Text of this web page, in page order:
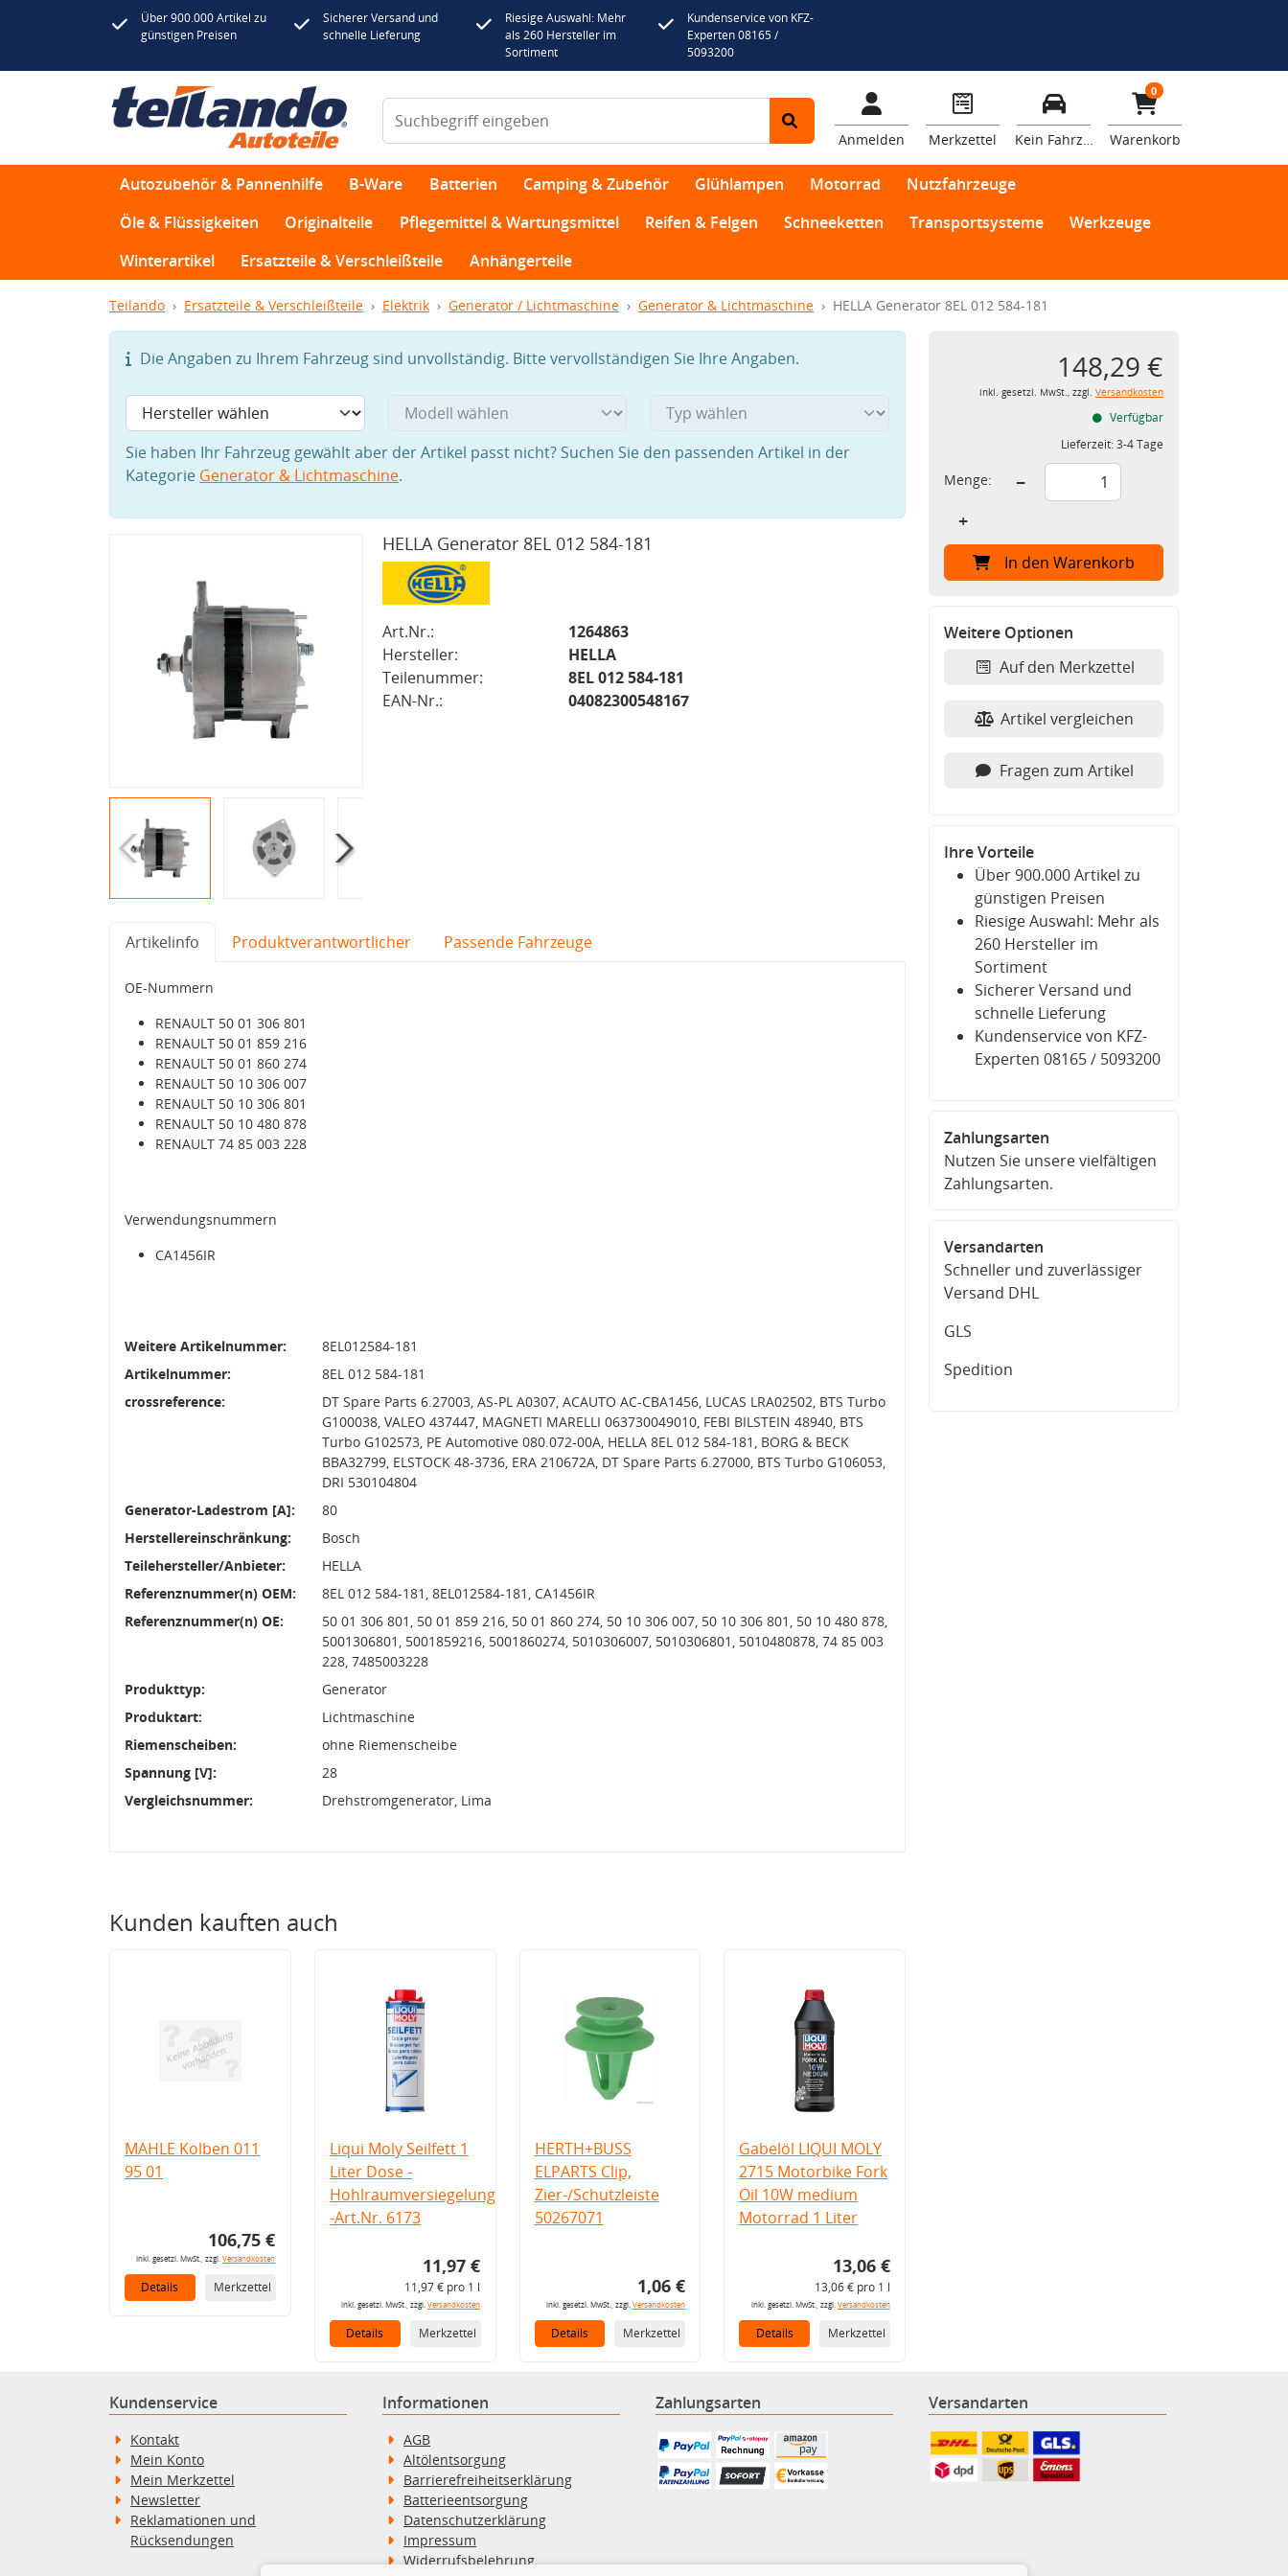
Über 900.000 Artikel zu
günstigen Preisen
Sicherer Versand und
schnelle Lieferung
Riesige Auswahl: Mehr
als 260 Hersteller im
Sortiment
Kundenservice von KFZ-
Experten 08165 /
5093200
Anmelden Merkzettel Kein Fahrzeug
0
Warenkorb
Autozubehör & Pannenhilfe B-Ware Batterien Camping & Zubehör Glühlampen Motorrad
Nutzfahrzeuge
Öle & Flüssigkeiten
Originalteile Pflegemittel & Wartungsmittel Reifen & Felgen Schneeketten Transportsysteme
Werkzeuge
Winterartikel
Ersatzteile & Verschleißteile Anhängerteile
Teilando Ersatzteile & Verschleißteile Elektrik Generator / Lichtmaschine Generator & Lichtmaschine HELLA Generator 8EL 012 584-181
Die Angaben zu Ihrem Fahrzeug sind unvollständig. Bitte vervollständigen Sie Ihre Angaben.
Sie haben Ihr Fahrzeug gewählt aber der Artikel passt nicht? Suchen Sie den passenden Artikel in der
Kategorie Generator & Lichtmaschine.
HELLA Generator 8EL 012 584-181
Art.Nr.:
1264863
Hersteller:
HELLA
Teilenummer:
8EL 012 584-181
EAN-Nr.:
04082300548167
Artikelinfo Produktverantwortlicher Passende Fahrzeuge
OE-Nummern
RENAULT 50 01 306 801
RENAULT 50 01 859 216
RENAULT 50 01 860 274
RENAULT 50 10 306 007
RENAULT 50 10 306 801
RENAULT 50 10 480 878
RENAULT 74 85 003 228
Verwendungsnummern
CA1456IR
Weitere Artikelnummer:
8EL012584-181
Artikelnummer:
8EL 012 584-181
crossreference:
DT Spare Parts 6.27003, AS-PL A0307, ACAUTO AC-CBA1456, LUCAS LRA02502, BTS Turbo
G100038, VALEO 437447, MAGNETI MARELLI 063730049010, FEBI BILSTEIN 48940, BTS
Turbo G102573, PE Automotive 080.072-00A, HELLA 8EL 012 584-181, BORG & BECK
BBA32799, ELSTOCK 48-3736, ERA 210672A, DT Spare Parts 6.27000, BTS Turbo G106053,
DRI 530104804
Generator-Ladestrom [A]:
80
Herstellereinschränkung:
Bosch
Teilehersteller/Anbieter:
HELLA
Referenznummer(n) OEM:
8EL 012 584-181, 8EL012584-181, CA1456IR
Referenznummer(n) OE:
50 01 306 801, 50 01 859 216, 50 01 860 274, 50 10 306 007, 50 10 306 801, 50 10 480 878,
5001306801, 5001859216, 5001860274, 5010306007, 5010306801, 5010480878, 74 85 003
228, 7485003228
Produkttyp:
Generator
Produktart:
Lichtmaschine
Riemenscheiben:
ohne Riemenscheibe
Spannung [V]:
28
Vergleichsnummer:
Drehstromgenerator, Lima
Kunden kauften auch
MAHLE Kolben 011
95 01
106,75 €
inkl. gesetzl. MwSt., zzgl.Versandkosten
Details Merkzettel
Liqui Moly Seilfett 1
Liter Dose -
Hohlraumversiegelung
-Art.Nr. 6173
11,97 €
11,97 € pro 1 l
inkl. gesetzl. MwSt., zzgl.Versandkosten
Details Merkzettel
HERTH+BUSS
ELPARTS Clip,
Zier-/Schutzleiste
50267071
1,06 €
inkl. gesetzl. MwSt., zzgl. Versandkosten
Details Merkzettel
Gabelöl LIQUI MOLY
2715 Motorbike Fork
Oil 10W medium
Motorrad 1 Liter
13,06 €
13,06 € pro 1 l
inkl. gesetzl. MwSt., zzgl. Versandkosten
Details Merkzettel
148,29 €
inkl. gesetzl. MwSt., zzgl. Versandkosten
Verfügbar
Lieferzeit:3-4 Tage
Menge:
−
+
In den Warenkorb
Weitere Optionen
Auf den Merkzettel
Artikel vergleichen
Fragen zum Artikel
Ihre Vorteile
Über 900.000 Artikel zu
günstigen Preisen
Riesige Auswahl: Mehr als
260 Hersteller im
Sortiment
Sicherer Versand und
schnelle Lieferung
Kundenservice von KFZ-
Experten 08165 / 5093200
Zahlungsarten
Nutzen Sie unsere vielfältigen
Zahlungsarten.
Versandarten
Schneller und zuverlässiger
Versand DHL
GLS
Spedition
Kundenservice
Kontakt
Mein Konto
Mein Merkzettel
Newsletter
Reklamationen und
Rücksendungen
Informationen
AGB
Altölentsorgung
Barrierefreiheitserklärung
Batterieentsorgung
Datenschutzerklärung
Impressum
Widerrufsbelehrung
Zahlungsarten Versandarten